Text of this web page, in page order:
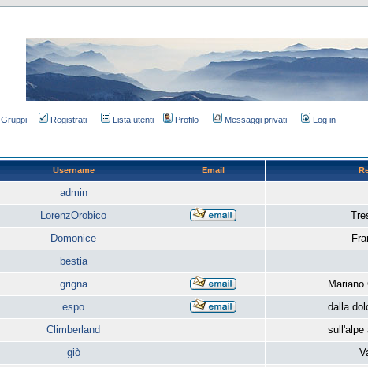
Gruppi Registrati Lista utenti Profilo Messaggi privati Log in
Username Email
admin
LorenzOrobico
Domonice
bestia
grigna Mariano
espo dalla
Climberland sull'alpe
giò